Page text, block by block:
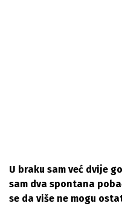
U braku sam već dvije
sam dva spontana
se da više ne mogu